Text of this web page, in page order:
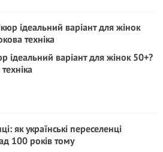
ідеальний варіант для жінок 50+?